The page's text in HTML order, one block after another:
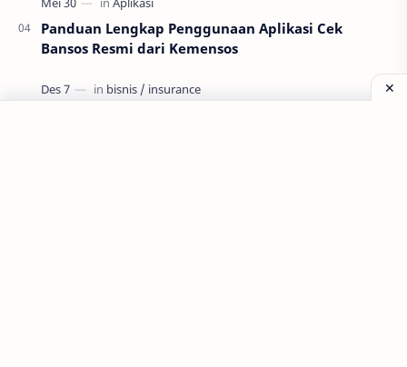
Panduan Lengkap Penggunaan Aplikasi Cek
Bansos Resmi dari Kemensos